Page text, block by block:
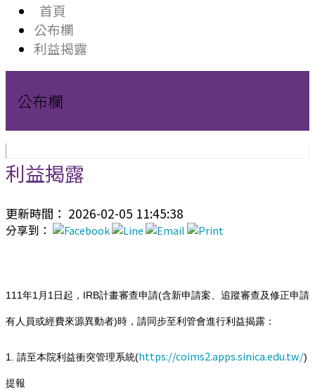
首頁
公布欄
利益揭露
公布欄
利益揭露
更新時間： 2026-02-05 11:45:38
分享到：
111年1月1日起，IRB計畫審查申請(含新申請案、追蹤審查及修正申請
有人員或經費來源異動者)時，請同步至利管會進行利益揭露：
1. 請至本院利益衝突管理系統(https://coims2.apps.sinica.edu.tw/)
提報